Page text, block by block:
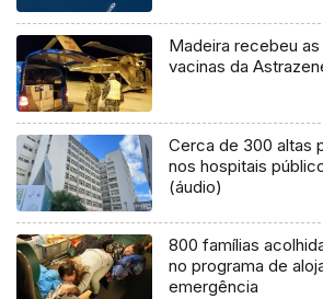
Madeira recebeu
vacinas da
Cerca de 300 altas
nos hospitais
(áudio)
800 famílias
no programa de
emergência